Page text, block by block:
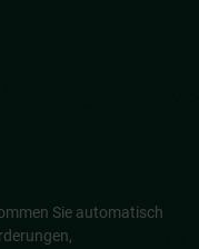
Sie automatisch